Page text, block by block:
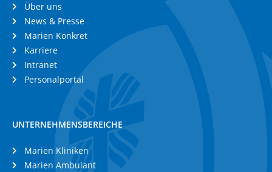
Über uns
News & Presse
Marien Konkret
Karriere
Intranet
Personalportal
UNTERNEHMENSBEREICHE
Marien Kliniken
Marien Ambulant